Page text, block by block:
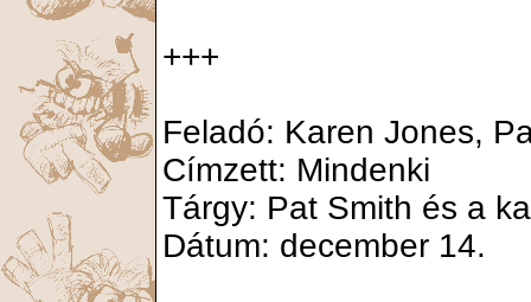
+++
Feladó: Karen Jones,
Címzett: Mindenki
Tárgy: Pat Smith és a
Dátum: december 14.